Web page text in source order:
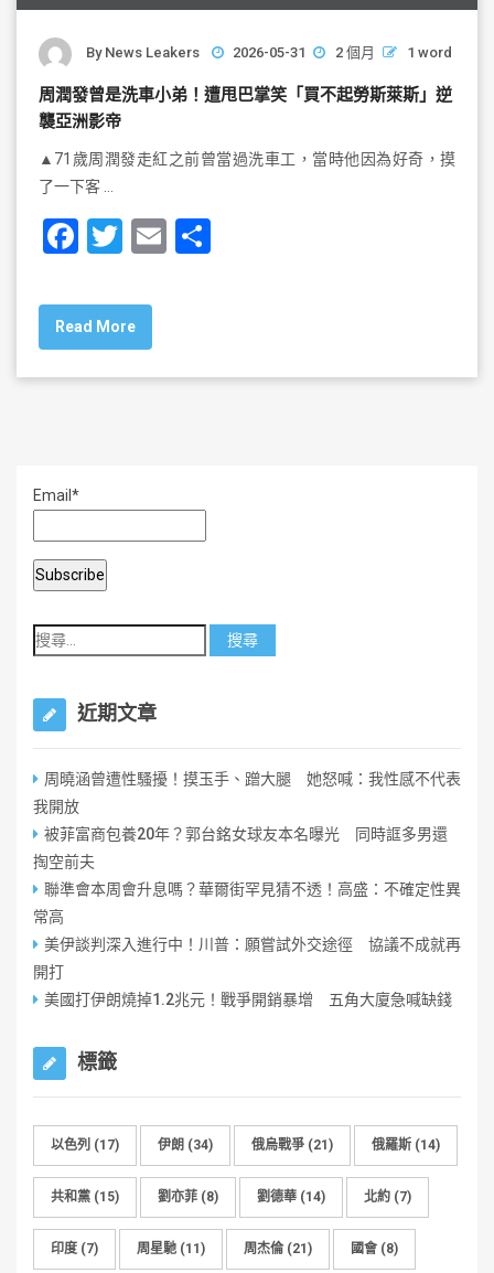
By News Leakers 2026-05-31 2 個月 1 word
周潤發曾是洗車小弟！遭甩巴掌笑「買不起勞斯萊斯」逆
襲亞洲影帝
▲71歲周潤發走紅之前曾當過洗車工，當時他因為好奇，摸
了一下客 …
F
c
e
b
k
T
tt
er
E
Read More
Email*
近期文章
周曉涵曾遭性騷擾！摸玉手、蹭大腿 她怒喊：我性感不代表
我開放
被菲富商包養20年？郭台銘女球友本名曝光 同時誆多男還
掏空前夫
聯準會本周會升息嗎？華爾街罕見猜不透！高盛：不確定性異
常高
美伊談判深入進行中！川普：願嘗試外交途徑 協議不成就再
開打
美國打伊朗燒掉1.2兆元！戰爭開銷暴增 五角大廈急喊缺錢
標籤
以色列 (17) 伊朗 (34) 俄烏戰爭 (21) 俄羅斯 (14)
共和黨 (15) 劉亦菲 (8) 劉德華 (14) 北約 (7)
印度 (7) 周星馳 (11) 周杰倫 (21) 國會 (8)